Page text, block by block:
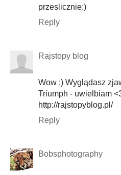
przeslicznie:)
Reply
Rajstopy blog
Wow :) Wyglądasz
Triumph - uwielbiam
http://rajstopyblog.pl/
Reply
Bobsphotography